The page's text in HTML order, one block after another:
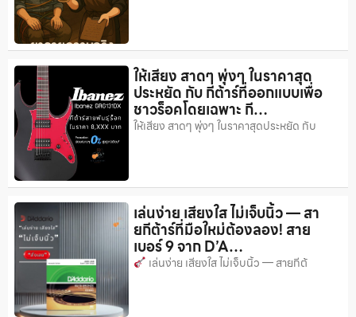
ให้เสียง สาดๆ พุ่งๆ ในราคาสุด
ประหยัด กับ กีต้าร์ที่ออกแบบเพื่อ
ชาวร็อคโดยเฉพาะ กี…
ให้เสียง สาดๆ พุ่งๆ ในราคาสุดประหยัด กับ
เล่นง่าย เสียงใส ไม่เจ็บนิ้ว — สา
ยกีต้าร์ที่มือใหม่ต้องลอง! สาย
เบอร์ 9 จาก D’A…
เล่นง่าย เสียงใส ไม่เจ็บนิ้ว — สายกีต้